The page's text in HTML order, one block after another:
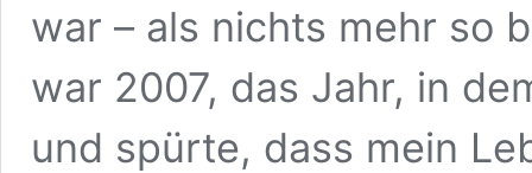
war – als nichts mehr so
war 2007, das Jahr, in
und spürte, dass mein